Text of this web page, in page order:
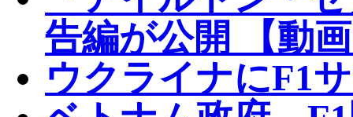
告編が公開 【動
ウクライナにF1